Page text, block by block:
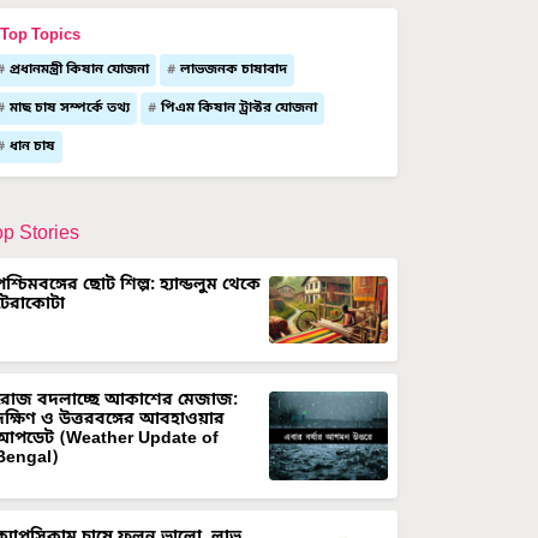
Topics
প্রধানমন্ত্রী কিষান যোজনা লাভজনক চাষাবাদ
মাছ চাষ সম্পর্কে তথ্য পিএম কিষান ট্রাক্টর যোজনা
ধান চাষ
Stories
ছোট শিল্প: হ্যান্ডলুম থেকে
বদলাচ্ছে আকাশের মেজাজ:
ও উত্তরবঙ্গের আবহাওয়ার
(Weather Update of